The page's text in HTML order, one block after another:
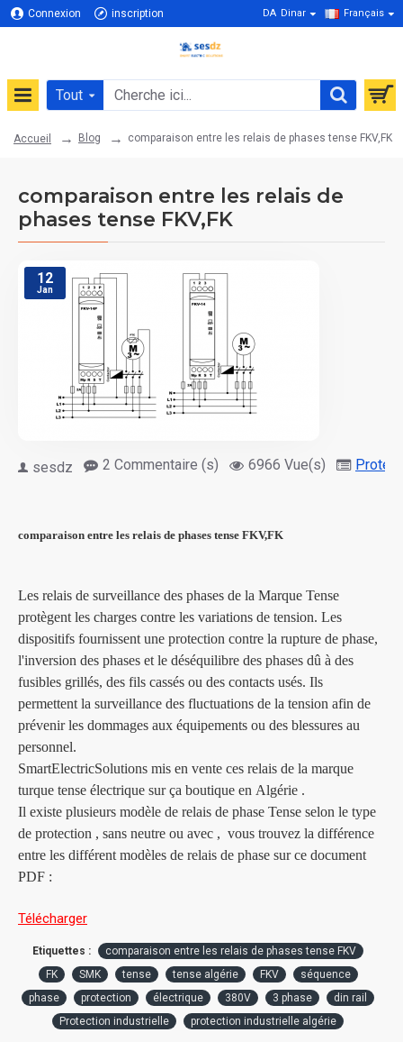
Connexion inscription DA Dinar Français
Tout
Accueil Blog comparaison entre les relais de phases tense FKV,FK
comparaison entre les relais de
phases tense FKV,FK
12
Jan
sesdz 2 Commentaire (s) 6966 Vue(s)
comparaison entre les relais de phases tense FKV,FK
Les relais de surveillance des phases de la Marque Tense
protègent les charges contre les variations de tension. Les
dispositifs fournissent une protection contre la rupture de phase,
l'inversion des phases et le déséquilibre des phases dû à des
fusibles grillés, des fils cassés ou des contacts usés. Ils
permettent la surveillance des fluctuations de la tension afin de
prévenir les dommages aux équipements ou des blessures au
personnel.
SmartElectricSolutions mis en vente ces relais de la marque
turque tense électrique sur ça boutique en Algérie .
Il existe plusieurs modèle de relais de phase Tense selon le type
de protection , sans neutre ou avec , vous trouvez la différence
entre les différent modèles de relais de phase sur ce document
PDF :
Télécharger
Etiquettes :
comparaison entre les relais de phases tense FKV
FK
SMK tense tense algérie FKV
séquence
phase
protection électrique 380V 3 phase
din rail
Protection industrielle
protection industrielle algérie